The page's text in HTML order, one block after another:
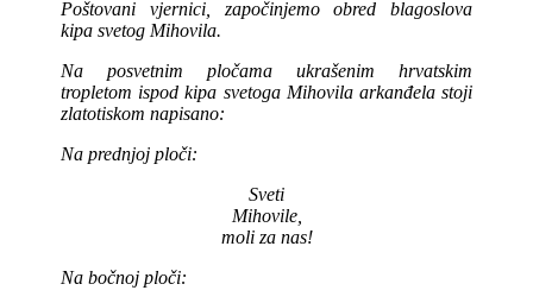
Poštovani vjernici, započinjemo obred blagoslova
kipa svetog Mihovila.
Na posvetnim pločama ukrašenim hrvatskim
tropletom ispod kipa svetoga Mihovila arkanđela stoji
zlatotiskom napisano:
Na prednjoj ploči:
Sveti
Mihovile,
moli za nas!
Na bočnoj ploči: